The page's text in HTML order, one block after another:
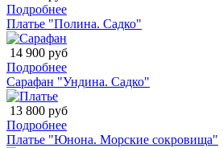
Подробнее
Платье "Полина. Садко"
14 900 руб
Подробнее
Сарафан "Ундина. Садко"
13 800 руб
Подробнее
Платье "Юнона. Морские сокровища"